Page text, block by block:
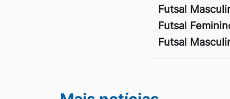
Futsal
Futsal
Futsal